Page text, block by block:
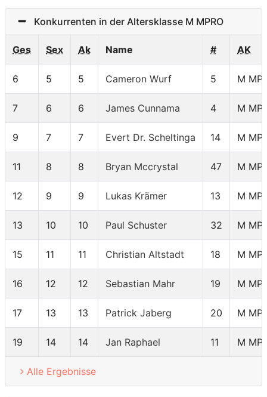
Konkurrenten in der Altersklasse M MPRO
Ges Sex Ak Name # AK
6 5 5 Cameron Wurf 5 M
7 6 6 James Cunnama 4 M
9 7 7 Evert Dr. Scheltinga 14 M
11 8 8 Bryan Mccrystal 47 M
12 9 9 Lukas Krämer 13 M
13 10 10 Paul Schuster 32 M
15 11 11 Christian Altstadt 18 M
16 12 12 Sebastian Mahr 19 M
17 13 13 Patrick Jaberg 20 M
19 14 14 Jan Raphael 11 M
Alle Ergebnisse